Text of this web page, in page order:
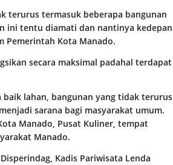
terurus termasuk beberapa bangunan
ini tentu diamati dan nantinya kedepan
Pemerintah Kota Manado.
secara maksimal padahal terdapat
lahan, bangunan yang tidak terurus
sarana bagi masyarakat umum.
Manado, Pusat Kuliner, tempat
Manado.
Kadis Pariwisata Lenda